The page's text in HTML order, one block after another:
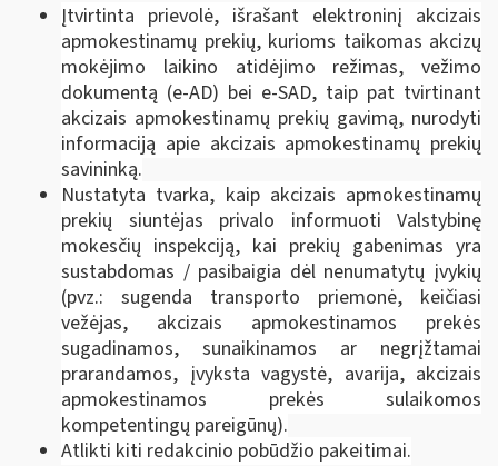
Įtvirtinta prievolė, išrašant elektroninį akcizais
apmokestinamų prekių, kurioms taikomas akcizų
mokėjimo laikino atidėjimo režimas, vežimo
dokumentą (e-AD) bei e-SAD, taip pat tvirtinant
akcizais apmokestinamų prekių gavimą, nurodyti
informaciją apie akcizais apmokestinamų prekių
savininką.
Nustatyta tvarka, kaip akcizais apmokestinamų
prekių siuntėjas privalo informuoti Valstybinę
mokesčių inspekciją, kai prekių gabenimas yra
sustabdomas / pasibaigia dėl nenumatytų įvykių
(pvz.: sugenda transporto priemonė, keičiasi
vežėjas, akcizais apmokestinamos prekės
sugadinamos, sunaikinamos ar negrįžtamai
prarandamos, įvyksta vagystė, avarija, akcizais
apmokestinamos prekės sulaikomos
kompetentingų pareigūnų).
Atlikti kiti redakcinio pobūdžio pakeitimai.